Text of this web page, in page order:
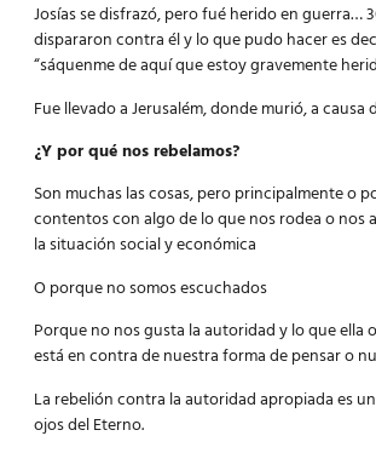
Josías se disfrazó, pero fué herido en guerra…
dispararon contra él y lo que pudo hacer es
“sáquenme de aquí que estoy gravemente
Fue llevado a Jerusalém, donde murió, a causa
¿Y por qué nos rebelamos?
Son muchas las cosas, pero principalmente o
contentos con algo de lo que nos rodea o nos
la situación social y económica
O porque no somos escuchados
Porque no nos gusta la autoridad y lo que ella
está en contra de nuestra forma de pensar o
La rebelión contra la autoridad apropiada es
ojos del Eterno.